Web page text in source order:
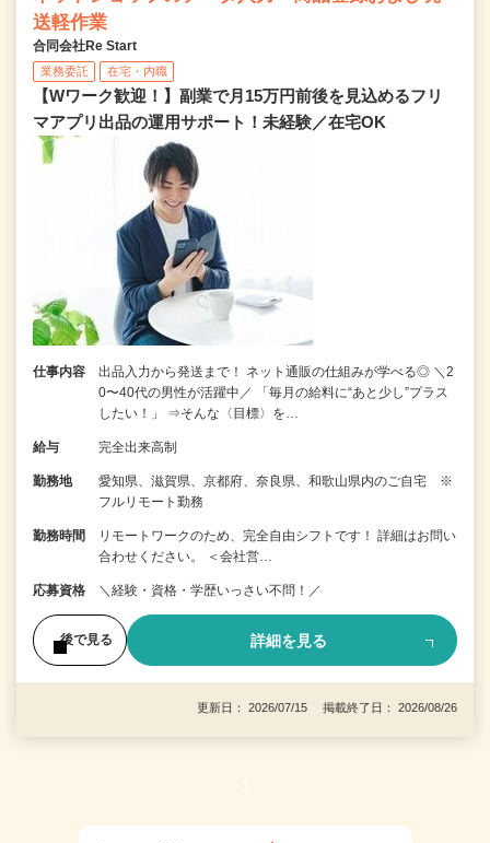
送軽作業
合同会社Re Start
業務委託 在宅・内職
【Wワーク歓迎！】副業で月15万円前後を見込めるフリ
マアプリ出品の運用サポート！未経験／在宅OK
仕事内容
出品入力から発送まで！ ネット通販の仕組みが学べる◎ ＼2
0〜40代の男性が活躍中／ 「毎月の給料に“あと少し”プラス
したい！」 ⇒そんな〈目標〉を…
給与 完全出来高制
勤務地
愛知県、滋賀県、京都府、奈良県、和歌山県内のご自宅 ※
フルリモート勤務
勤務時間
リモートワークのため、完全自由シフトです！ 詳細はお問い
合わせください。 ＜会社営…
応募資格 ＼経験・資格・学歴いっさい不問！／
後で見る 詳細を見る
更新日： 2026/07/15 掲載終了日： 2026/08/26
1